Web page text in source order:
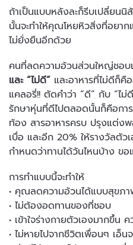
ถ้าเป็นแบบหลังละก็รีบเปลี่ยนนิ
นั้นจะทำให้คุณโหยหิวสิ่งที่อยา
ไม่ยั่งยืนอีกด้วย
คนที่ลดความอ้วนส่วนใหญ่ชอบ
และ “ไม่ดี” และอาหารที่ไม่ดีก็คื
แคลอรี่!! ตัดคำว่า “ดี” กับ “ไม่
รักษาหุ่นที่ดีไปตลอดนั้นก็คือกา
ท้อง สารอาหารครบ ปรุงแต่งพ
เบื่อ และอีก 20% ให้รางวัลตัว
กำหนดว่าทานได้วันไหนบ้าง ข
การทำแบบนี้จะทำให้
• คุณลดความอ้วนได้แบบสุขภ
• ไม่ต้องอดทานของที่ชอบ
• เข้าใจร่างกายตัวเองมากขึ้น
• ไม่หายไปจากชีวิตเพื่อนๆ เอ็